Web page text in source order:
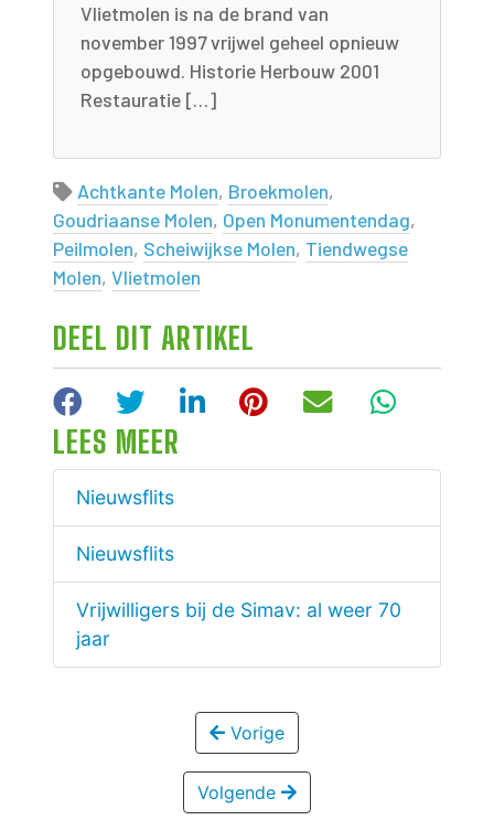
Vlietmolen is na de brand van
november 1997 vrijwel geheel opnieuw
opgebouwd. Historie Herbouw 2001
Restauratie […]
Achtkante Molen, Broekmolen,
Goudriaanse Molen, Open Monumentendag,
Peilmolen, Scheiwijkse Molen, Tiendwegse
Molen, Vlietmolen
DEEL DIT ARTIKEL
FacebookTwitterLinkedInPinterest
E-mail
LEES MEER
Nieuwsflits
Nieuwsflits
Vrijwilligers bij de Simav: al weer 70
jaar
Vorige
Volgende